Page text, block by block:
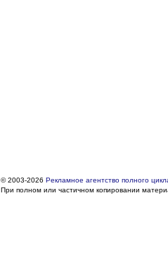
© 2003-2026 Рекламное агентство полного
При полном или частичном копировании